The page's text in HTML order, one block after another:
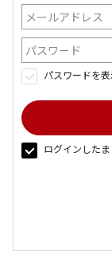
パスワードを
ログインした